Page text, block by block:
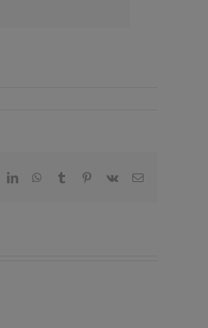
LinkedInWhatsApp
Tumblr Pinterest
Vk Email